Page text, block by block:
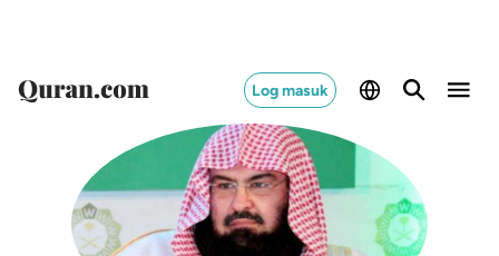
Log masuk
Switch Quran.com to